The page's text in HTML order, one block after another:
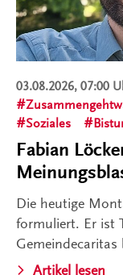
03.08.2026, 07:00
Soziales
Fabian
Die heutige
formuliert. Er ist
Artikel lesen